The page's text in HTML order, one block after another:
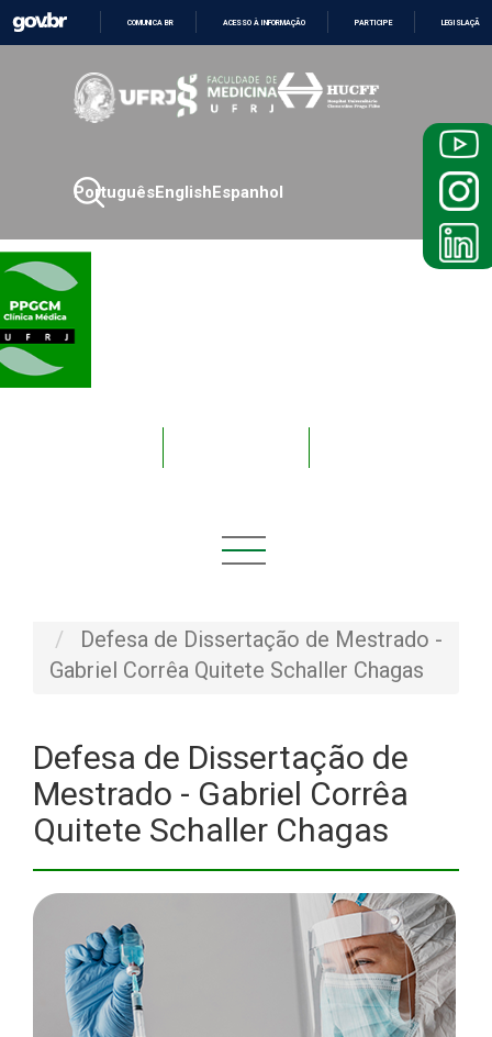
O
CONTEÚDO
COMUNICA BR ACESSO À INFORMAÇÃO PARTICIPE LEGISLAÇÃO
PortuguêsEnglishEspanhol
Defesa de Dissertação de Mestrado -
Gabriel Corrêa Quitete Schaller Chagas
Defesa de Dissertação de
Mestrado - Gabriel Corrêa
Quitete Schaller Chagas